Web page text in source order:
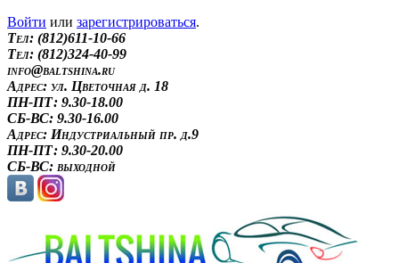
Войти или зарегистрироваться.
Tел: (812)611-10-66
Tел: (812)324-40-99
info@baltshina.ru
Адрес: ул. Цветочная д. 18
ПН-ПТ: 9.30-18.00
СБ-ВС: 9.30-16.00
Адрес: Индустриальный пр. д.9
ПН-ПТ: 9.30-20.00
СБ-ВС: выходной